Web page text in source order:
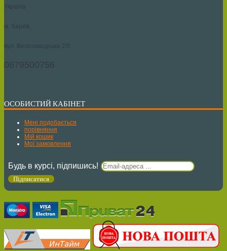
Україна
м. Харків,
вул. Велозаводська 2/5
0679500756
ОСОБИСТИЙ КАБІНЕТ
Мені подобається
порівняння
Мій кошик
Мої замовлення
Будь в курсі, підпишись!
Підписатися